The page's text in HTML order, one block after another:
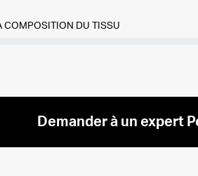
COMPOSITION DU TISSU
Demander à un expert